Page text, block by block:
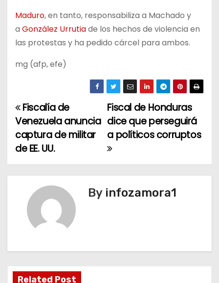
Maduro, en tanto, responsabiliza a Machado y
a González Urrutiade los hechos de violencia en
las protestas y ha pedido cárcel para ambos.
mg (afp, efe)
N
a
v
e
i
ó
Fiscal de Honduras
dice que perseguirá
a políticos corruptos
Fiscalía de
Venezuela anuncia
captura de militar
de EE. UU.
By infozamora1
Related Post